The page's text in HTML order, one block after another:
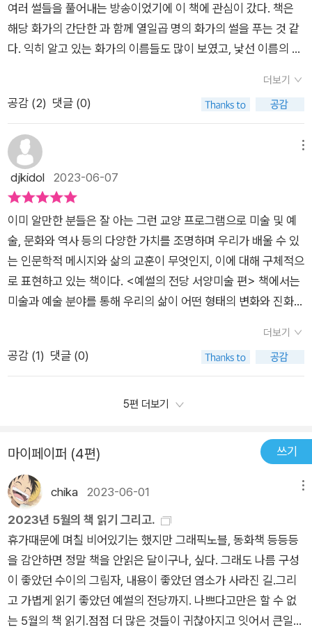
문에, 작품의 디테일을 더욱 살펴보기 쉬었다.​한 줄 평: 《예썰의
전당》은 작가의 대표작 뿐 아니라 그 시대를 풍미했던 작자 미상
의 다양한 작품을 함께 살펴볼 수 있는 즐거움이 많은 책.​**이 글
은 문화충전 200의 소개로 출판사로부터 도서를 제공받아 솔직
하게 작성한 글입니다 **​#명화 #서양미술 #서양미술사 #미술
자 #고흐 #피카소 #렘브란트 #마티스 #클림트 #뭉크 #밀레 #
모네 #다빈치 #뒤러 #미켈란젤로 #벨라스케스 #브뤼헐 #루벤
스 #페르메이르 #호가스 #무하
났는지도 모르겠다는 생각이 들었습니다.<절규>의 에드바르 뭉
크는​'내 예술은 개인적인 고백이다.삶에 대한 두려움이 없었다면
길을 잃은 배와 같았을 것이다.'​며 자신의 작품으로부터​'나는 예
들에게자신의 삶을 명확하게 하는 데 도움이 되기를 원한다.'​라고
했다는데...그의 절규가 처절한 몸부림을 넘어 다정한 안녕으로
다가왔었습니다.​에드바르 뭉크가 오늘의 당신에게 말을 건넨
다.'깊은 밤 뒤에는 찬란한 아침이 옵니다.'​개인적으로 인상적이었
던 '얀 페르메이르'.<진주 귀걸이를 한 소녀>라는 작품으로 우리
에게 친숙한 그.​일상이라고 하면 자칫 지루하게 느껴질 수 있지만
지루할 틈이 없다. 그런 하루하루가 모여 우리의 인생이 되는 거
라고, 또한 가장 위대한 것은 평범한 순간에 있다고 페르메이르는
그림을 통해 우리에게 알려준다.​ - page 169​<진주 귀걸이를 한
소녀>만 보더라도 살짝 벌린 입술, 초롱초롱한 눈빛과 함께 섬세
한 그림자 처리가 인물의 개성과 순간의 신비로움을 끄집어내면
서 우리를 매료시키지 않았는가!그런 그가 오늘의 우리에게 건넨
말.​'가장 위대한 오늘을 놓치고 있진 않나요?'​어제의 예술이 오늘
는지 살펴보자. 레오나르도 다빈치알브레히트 뒤러미켈란젤로피
터르 브뤼헐페테르 파울 루벤스디에고 벨라스케스렘브란트 판레
인얀 페르메이르윌리엄 호가스장 프랑수아 밀레클로드 모네빈센
트 반 고흐구스타프 클림트알폰스 무하에드바르 뭉크앙리 마티
스 그간 미술 공부좀 한다고 몇 사람의 화가는 책을 읽으면서 살
운 독서였다.그러니 그림에 대해 관심이 있는 독자들에겐 아주 의
미있는 책이 될 것이다. 그러나 그 중에서 몇 화가들은 처음 듣기
도 했다.예컨대 알폰스 무하 같은 경우다.다른 화가들은 KBS TV
를 통해 만나보았는데, 어찌된 셈인지 <알폰스 무하>편은 보지
못했는가 보다. 해서 책으로 보고 다시 TV를 찾아보기도 했다. 화
가와 음악가, 서로 영향을 끼치다. 알폰소 무하와 스메타나 미국
에서 지내던 알폰소 무하는 1908년 보스턴 필하모니가 연주하는
스메타나의 교향시 <나의 조국>을 듣고 강렬한 인상을 받는
다. 스메타나는 보헤미안을 대표하는 체코의 국민 작곡가다. 이후
쪽) 여기서 유튜브를 찾아서 스메타나의 <나의 조국>을 찾아 들
었다. 그 곡, 알폰스 무하가 강렬한 인상을 받지 않을 수 없었을
것이다. 다른 나라 사람인 나도 그 곡을 들으니 울컥하게 되는
데, 체코인인 무하가 그 곡을 듣고 그냥 넘어갈 수는 없었을 것이
하다.또다른 예가 있으니 바로 클림트에게 끼친 베토벤의 영향력
이다. <베토벤 프리스> (267쪽)클림트의 <베토벤 프리스>는
베토벤에 바치는 찬가다. <베토벤 프리스1 ><베토벤 프리스2
><베토벤 프리스3 > 그 그림에 대한 설명을 일일이 옮길 수 없
는 게 유감이다.독자들은 특히 267쪽에서 270쪽을 읽어볼 일이
다. 이런 그림 읽어보자. 네델란드 화가인 페르메이르의 그림이
다. <음악 수업>페르메이르는 우리에게 <진주 귀걸이를 한 소
녀>로 잘 알려진 화가인데, 그는 당시 부가 축적되고 중산층이
성장하면서 남성 독점이었던 연주자의 역할이 여성에게로 확장
됐고 여성들 교양 수업의 일환으로 악기를 하나씩 배우게 되는 사
여러 썰들을 풀어내는 방송이었기에 이 책에 관심이 갔다. 책은
해당 화가의 간단한 과 함께 열일곱 명의 화가의 썰을 푸는 것 같
다. 익히 알고 있는 화가의 이름들도 많이 보였고, 낯선 이름의 화
은 변함이 없었다. 처음은 다방면에서 도전을 하며 누구나 알고
있는 유명한 천재 레오나르도 다빈치를 다룬다. 시작은 모나리자
의 한계를 떨쳐내고자 그의 도전은 계속되었던 것은 아니었나?
하는 생각도 든다. 그와 상황은 다르나 경제생활을 위해 다양한
직업을 경험하게 됐던 서른 이후의 나의 삶도 돌아보게 된다. 결
의 첫 그림은 나도 예수님으로 착각할 뻔했다. 낯이 익은 그림이
었는데 자화상이었다니. '나를 찾아서'라는 수식이 이번에 소개되
는 다양한 자화상을 알게 해준다. 책 중간중간 보이는 고흐나 프
리다 칼로의 말을 보면 '나'란 존재는 정말 잘 알 듯하면서도 죽을
때까지 알아가야 할 숙제가 아닌가 싶다는 생각이 든다. 지금 내
삶에서도 그렇듯이... 세 번째로 완벽주의자 미켈란젤로를 만난
다. 그의 피에타도 앞의 두 작품처럼 수난의 시간이 있었다는 사
나 성당 천장화>는 실제 보지 못하였음에도 얼마나 대단한 작품
작가로 넘어가기 전 그의 말의 마지막 문장 '나는 항상 배우고 있
다.'가 여운처럼 완벽으로 가는 길을 비추는 듯하다. 피터르 브뤼
헐의 이름은 낯설었지만 그 그림은 익숙했다. 그 그림 안에는 비
판적인 시선들이 담겨 있고 우리의 욕망을 잘 표현되어 있었던 것
같다. 오늘날의 욕망은 보이는 것부터 보이지 않는 것까지 다양하
지만 작가는 그 시대 자신만의 표현법으로 욕망을 잘 그려냈던 것
같다. 루벤스의 그림이 유명해 아는 그림들이 많았는데 그의 작
업 방식도 잘 알 수 있었던 부분이었다. 분업화로 그림으로 살아
있을 때도 부를 누린 화가였다니... 그림만큼이나 국가 간의 관계
더보기
공감 (2) 댓글 (0)
djkidol 2023-06-07
이미 알만한 분들은 잘 아는 그런 교양 프로그램으로 미술 및 예
술, 문화와 역사 등의 다양한 가치를 조명하며 우리가 배울 수 있
는 인문학적 메시지와 삶의 교훈이 무엇인지, 이에 대해 구체적으
로 표현하고 있는 책이다. <예썰의 전당 서양미술 편> 책에서는
미술과 예술 분야를 통해 우리의 삶이 어떤 형태의 변화와 진화를
하고 있고, 특히 서양미술에 대한 입체적인 소개와 분석이 인상적
인 책이라 해당 주제와 분야에 대해 관심있는 분들에게는 유용한
술 분야의 경우에는 일정한 전문성이 요구되며 이런 과정에서의
계해야 한다. 다만 책에서는 미술 이야기나 예술사적 가치, 그리
고 인류와 문명, 문화와 역사 등의 다양한 조명과 예시를 통해 인
문학적 가치를 표현하고 있으며 다양한 패널들이 함께 출연해서
서로 다른 시각의 차이나 평가와 반응의 정도 등도 자세히 구현하
고 있다는 점에서도 다양한 관점에서의 배움의 가치를 얻거나 이
룰 수 있을 것이다. ​물론 우리가 살아가는 현실의 삶에서 미술이
나 예술 분야가 미치는 영향력이 크지 않다고 볼 수도 있지만 거
의 모든 인문학적 가치에 있어서도 해당 주제와 분야의 경우 절대
성과 일정한 영향력을 제공하고 있고, 이는 우리가 다양한 분야를
종합적으로 바라보는 관점, 그리고 시대정신으로 볼 수 있는 초연
더보기
공감 (1) 댓글 (0)
5편 더보기
마이페이퍼 (4편) 쓰기
chika 2023-06-01
2023년 5월의 책 읽기 그리고.
휴가때문에 며칠 비어있기는 했지만 그래픽노블, 동화책 등등등
을 감안하면 정말 책을 안읽은 달이구나, 싶다. 그래도 나름 구성
이 좋았던 수이의 그림자, 내용이 좋았던 염소가 사라진 길.그리
고 가볍게 읽기 좋았던 예썰의 전당까지. 나쁘다고만은 할 수 없
는 5월의 책 읽기.점점 더 많은 것들이 귀찮아지고 잇어서 큰일이